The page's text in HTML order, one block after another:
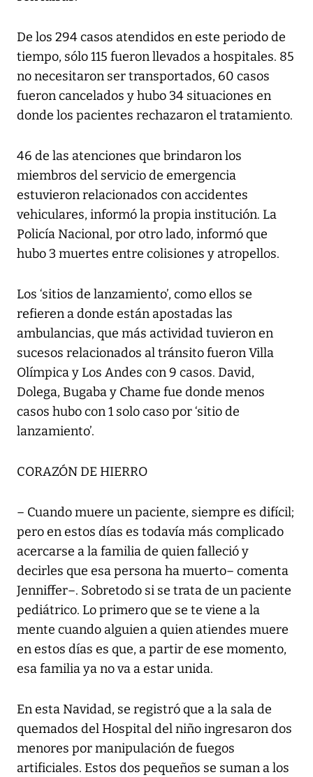
De los 294 casos atendidos en este periodo de
tiempo, sólo 115 fueron llevados a hospitales. 85
no necesitaron ser transportados, 60 casos
fueron cancelados y hubo 34 situaciones en
donde los pacientes rechazaron el tratamiento.
46 de las atenciones que brindaron los
miembros del servicio de emergencia
estuvieron relacionados con accidentes
vehiculares, informó la propia institución. La
Policía Nacional, por otro lado, informó que
hubo 3 muertes entre colisiones y atropellos.
Los ‘sitios de lanzamiento’, como ellos se
refieren a donde están apostadas las
ambulancias, que más actividad tuvieron en
sucesos relacionados al tránsito fueron Villa
Olímpica y Los Andes con 9 casos. David,
Dolega, Bugaba y Chame fue donde menos
casos hubo con 1 solo caso por ‘sitio de
lanzamiento’.
CORAZÓN DE HIERRO
– Cuando muere un paciente, siempre es difícil;
pero en estos días es todavía más complicado
acercarse a la familia de quien falleció y
decirles que esa persona ha muerto– comenta
Jenniffer–. Sobretodo si se trata de un paciente
pediátrico. Lo primero que se te viene a la
mente cuando alguien a quien atiendes muere
en estos días es que, a partir de ese momento,
esa familia ya no va a estar unida.
En esta Navidad, se registró que a la sala de
quemados del Hospital del niño ingresaron dos
menores por manipulación de fuegos
artificiales. Estos dos pequeños se suman a los